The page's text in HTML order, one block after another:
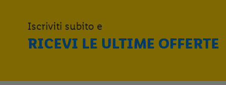
Iscriviti subito e
RICEVI LE ULTIME OFFERTE